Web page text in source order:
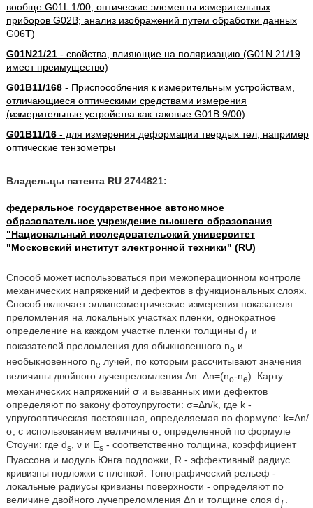
вообще G01L 1/00; оптические элементы измерительных
приборов G02B; анализ изображений путем обработки данных
G06T)
G01N21/21- свойства, влияющие на поляризацию (G01N 21/19
имеет преимущество)
G01B11/168- Приспособления к измерительным устройствам,
отличающиеся оптическими средствами измерения
(измерительные устройства как таковые G01B 9/00)
G01B11/16- для измерения деформации твердых тел, например
оптические тензометры
Владельцы патента RU 2744821:
федеральное государственное автономное
образовательное учреждение высшего образования
"Национальный исследовательский университет
"Московский институт электронной техники" (RU)
Способ может использоваться при межоперационном контроле
механических напряжений и дефектов в функциональных слоях.
Способ включает эллипсометрические измерения показателя
преломления на локальных участках пленки, однократное
определение на каждом участке пленки толщины dƒ и
показателей преломления для обыкновенного no и
необыкновенного ne лучей, по которым рассчитывают значения
величины двойного лучепреломления Δn: Δn=(no-ne). Карту
механических напряжений σ и вызванных ими дефектов
определяют по закону фотоупругости: σ=Δn/k, где k -
упругооптическая постоянная, определяемая по формуле: k=Δn/
σ, с использованием величины σ, определенной по формуле
Стоуни: где ds, ν и Es- соответственно толщина, коэффициент
Пуассона и модуль Юнга подложки, R - эффективный радиус
кривизны подложки с пленкой. Топографический рельеф -
локальные радиусы кривизны поверхности - определяют по
величине двойного лучепреломления Δn и толщине слоя dƒ